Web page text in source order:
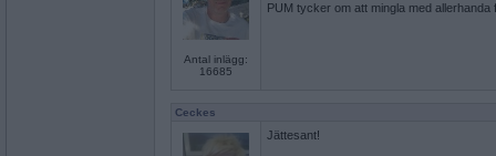
Antal inlägg:
16685
PUM tycker om att mingla med allerhanda
Ceckes
Jättesant!